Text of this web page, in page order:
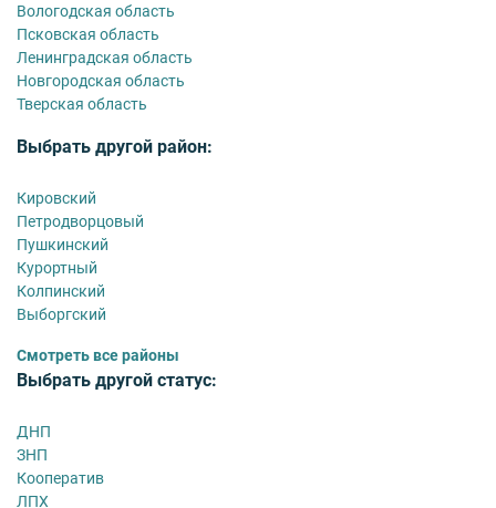
Вологодская область
Псковская область
Ленинградская область
Новгородская область
Тверская область
Выбрать другой район:
Кировский
Петродворцовый
Пушкинский
Курортный
Колпинский
Выборгский
Смотреть все районы
Выбрать другой статус:
ДНП
ЗНП
Кооператив
ЛПХ